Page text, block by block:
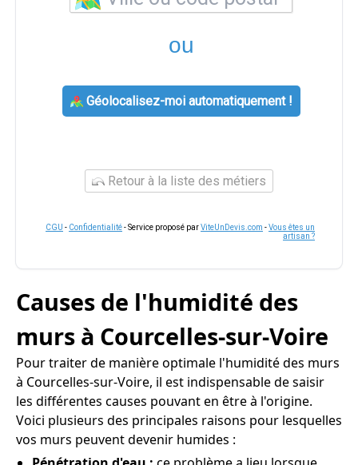
ou
Géolocalisez-moi automatiquement !
Retour à la liste des métiers
CGU - Confidentialité- Service proposé parViteUnDevis.com -Vous êtes un
artisan ?
Causes de l'humidité des
murs à Courcelles-sur-Voire
Pour traiter de manière optimale l'humidité des murs
à Courcelles-sur-Voire, il est indispensable de saisir
les différentes causes pouvant en être à l'origine.
Voici plusieurs des principales raisons pour lesquelles
vos murs peuvent devenir humides :